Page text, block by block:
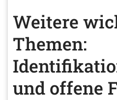
Weitere
Themen:
und offene